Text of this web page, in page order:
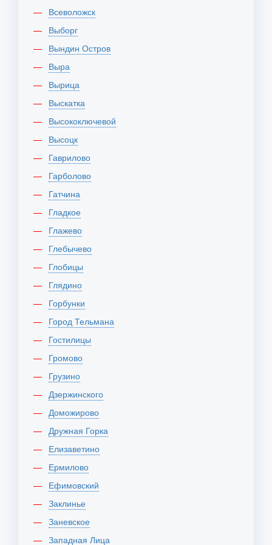
Всеволожск
Выборг
Вындин Остров
Выра
Вырица
Выскатка
Высокоключевой
Высоцк
Гаврилово
Гарболово
Гатчина
Гладкое
Глажево
Глебычево
Глобицы
Глядино
Горбунки
Город Тельмана
Гостилицы
Громово
Грузино
Дзержинского
Доможирово
Дружная Горка
Елизаветино
Ермилово
Ефимовский
Заклинье
Заневское
Западная Лица